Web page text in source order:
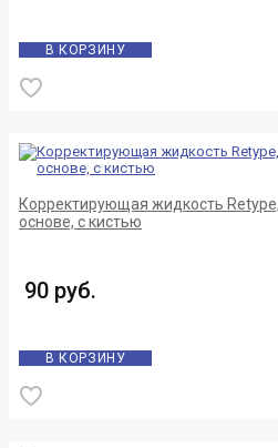
В КОРЗИНУ
Корректирующая жидкость
основе, с кистью
90 руб.
В КОРЗИНУ